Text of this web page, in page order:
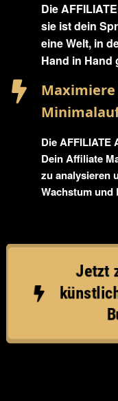
Die
sie ist dein
eine Welt, in
Hand in Hand
Die
Dein Affiliate
zu analysieren
Wachstum und
Jetzt